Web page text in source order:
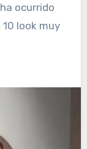
ocurrido
look muy